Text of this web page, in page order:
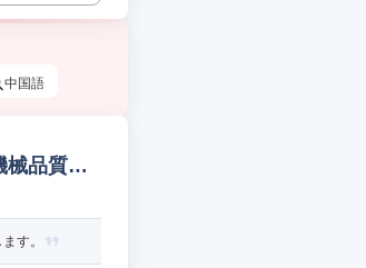
中国語
械品質管
す。